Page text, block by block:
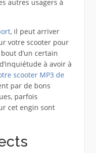
autres usagers à
, il peut arriver
votre scooter pour
d’un certain
à avoir à
scooter MP3 de
par de bons
parfois
cet engin sont